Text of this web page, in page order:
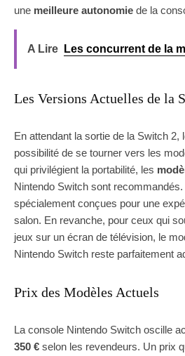
une meilleure autonomie de la
A Lire Les concurrent de la
Les Versions Actuelles de la
En attendant la sortie de la Switch 2,
possibilité de se tourner vers les
qui privilégient la portabilité, les
Nintendo Switch sont
spécialement conçues pour une
salon. En revanche, pour ceux qui
jeux sur un écran de télévision, le
Nintendo Switch reste parfaitement
Prix des Modèles Actuels
La console Nintendo Switch oscille
350 € selon les revendeurs. Un prix